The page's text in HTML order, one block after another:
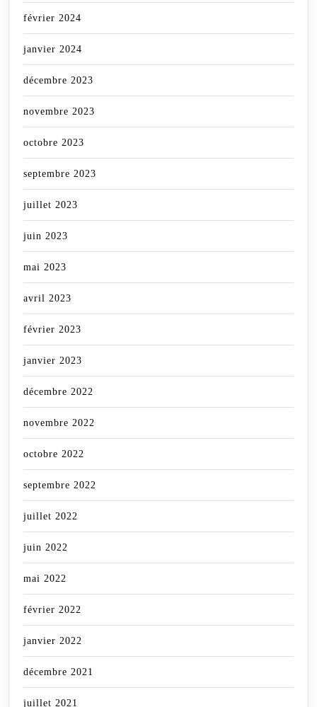
février 2024
janvier 2024
décembre 2023
novembre 2023
octobre 2023
septembre 2023
juillet 2023
juin 2023
mai 2023
avril 2023
février 2023
janvier 2023
décembre 2022
novembre 2022
octobre 2022
septembre 2022
juillet 2022
juin 2022
mai 2022
février 2022
janvier 2022
décembre 2021
juillet 2021